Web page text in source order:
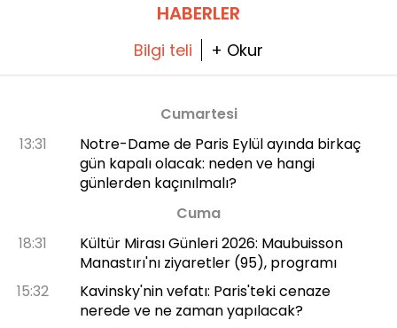
HABERLER
Bilgi teli + Okur
Cumartesi
13:31
Notre-Dame de Paris Eylül ayında birkaç
gün kapalı olacak: neden ve hangi
günlerden kaçınılmalı?
Cuma
18:31
Kültür Mirası Günleri 2026: Maubuisson
Manastırı'nı ziyaretler (95), programı
15:32
Kavinsky'nin vefatı: Paris'teki cenaze
nerede ve ne zaman yapılacak?